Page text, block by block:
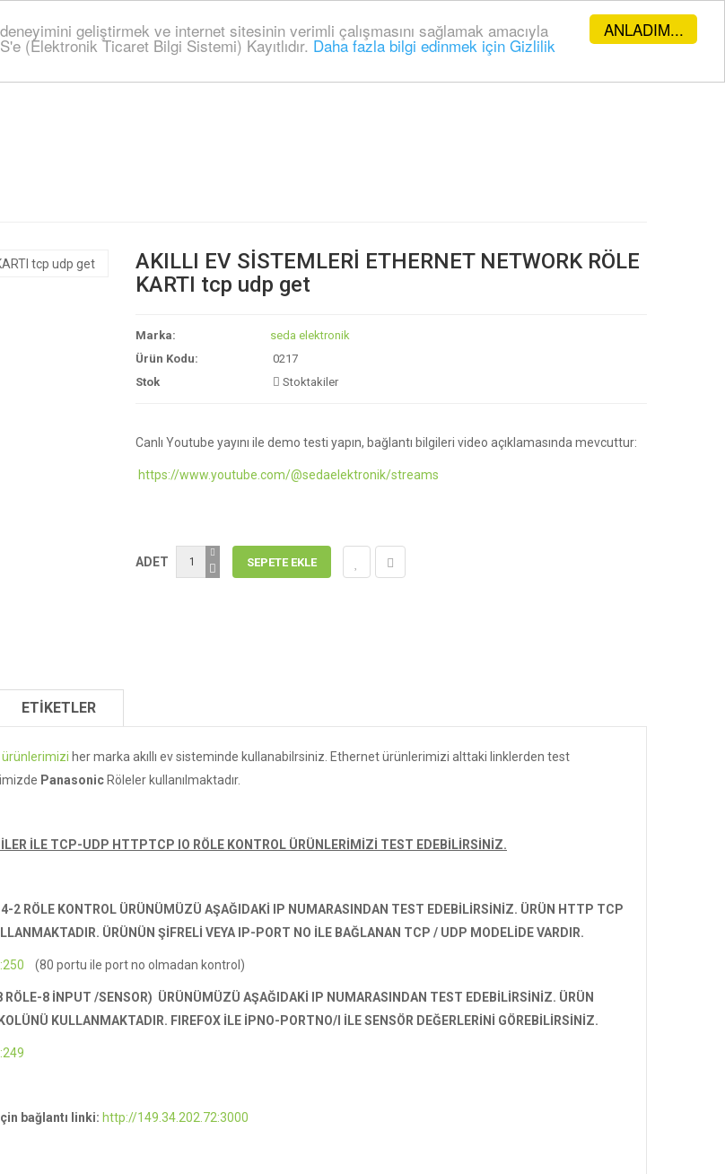
ANLADIM...
geliştirmek ve internet sitesinin verimli çalışmasını sağlamak amacıyla
(Elektronik Ticaret Bilgi Sistemi) Kayıtlıdır. Daha fazla bilgi edinmek için Gizlilik
AKILLI EV SİSTEMLERİ ETHERNET NETWORK RÖLE
KARTI tcp udp get
Marka:
seda elektronik
Ürün Kodu:
0217
Stok
Stoktakiler
Canlı Youtube yayını ile demo testi yapın, bağlantı bilgileri video açıklamasında mevcuttur:
https://www.youtube.com/@sedaelektronik/streams
ADET
ETİKETLER
her marka akıllı ev sisteminde kullanabilrsiniz. Ethernet ürünlerimizi alttaki linklerden test
Panasonic Röleler kullanılmaktadır.
İLE TCP-UDP HTTPTCP IO RÖLE KONTROL ÜRÜNLERİMİZİ TEST EDEBİLİRSİNİZ.
2 RÖLE KONTROL ÜRÜNÜMÜZÜ AŞAĞIDAKİ IP NUMARASINDAN TEST EDEBİLİRSİNİZ. ÜRÜN HTTP TCP
ÜRÜNÜN ŞİFRELİ VEYA IP-PORT NO İLE BAĞLANAN TCP / UDP MODELİDE VARDIR.
(80 portu ile port no olmadan kontrol)
RÖLE-8 İNPUT /SENSOR) ÜRÜNÜMÜZÜ AŞAĞIDAKİ IP NUMARASINDAN TEST EDEBİLİRSİNİZ. ÜRÜN
KULLANMAKTADIR. FIREFOX İLE İPNO-PORTNO/I İLE SENSÖR DEĞERLERİNİ GÖREBİLİRSİNİZ.
bağlantı linki: http://149.34.202.72:3000